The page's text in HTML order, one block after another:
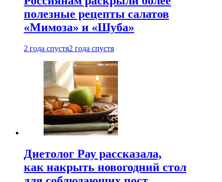
полезные рецепты салатов
«Мимоза» и «Шуба»
2 года спустя2 года спустя
Диетолог Рау рассказала,
как накрыть новогодний стол